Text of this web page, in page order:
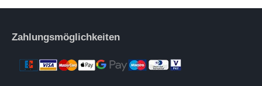
Zahlungsmöglichkeiten